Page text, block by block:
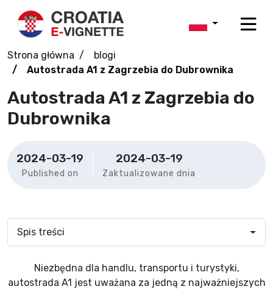
Strona główna
blogi
Autostrada A1 z Zagrzebia do Dubrownika
Autostrada A1 z Zagrzebia do
Dubrownika
2024-03-19
Published on
2024-03-19
Zaktualizowane dnia
Spis treści
Niezbędna dla handlu, transportu i turystyki,
autostrada A1 jest uważana za jedną z najważniejszych